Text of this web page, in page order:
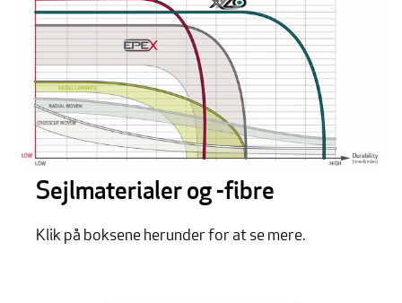
Sejlmaterialer og -fibre
Klik på boksene herunder for at se mere.